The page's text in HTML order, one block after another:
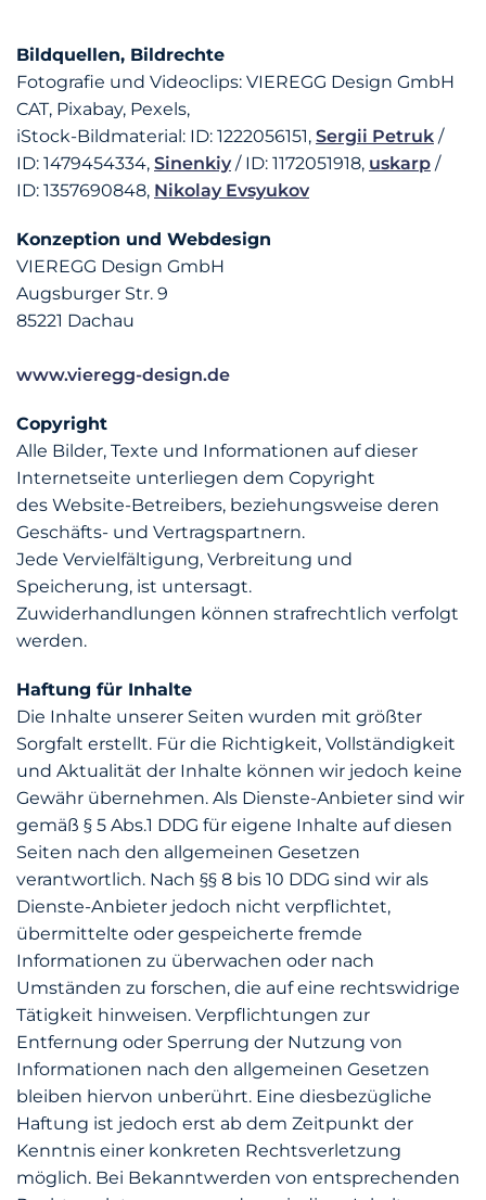
Bildquellen, Bildrechte
Fotografie und Videoclips: VIEREGG Design GmbH
CAT, Pixabay, Pexels,
iStock-Bildmaterial: ID: 1222056151, Sergii Petruk /
ID: 1479454334, Sinenkiy / ID: 1172051918, uskarp /
ID: 1357690848, Nikolay Evsyukov
Konzeption und Webdesign
VIEREGG Design GmbH
Augsburger Str. 9
85221 Dachau
www.vieregg-design.de
Copyright
Alle Bilder, Texte und Informationen auf dieser
Internetseite unterliegen dem Copyright
des Website-Betreibers, beziehungsweise deren
Geschäfts- und Vertragspartnern.
Jede Vervielfältigung, Verbreitung und
Speicherung, ist untersagt.
Zuwiderhandlungen können strafrechtlich verfolgt
werden.
Haftung für Inhalte
Die Inhalte unserer Seiten wurden mit größter
Sorgfalt erstellt. Für die Richtigkeit, Vollständigkeit
und Aktualität der Inhalte können wir jedoch keine
Gewähr übernehmen. Als Dienste-Anbieter sind wir
gemäß § 5 Abs.1 DDG für eigene Inhalte auf diesen
Seiten nach den allgemeinen Gesetzen
verantwortlich. Nach §§ 8 bis 10 DDG sind wir als
Dienste-Anbieter jedoch nicht verpflichtet,
übermittelte oder gespeicherte fremde
Informationen zu überwachen oder nach
Umständen zu forschen, die auf eine rechtswidrige
Tätigkeit hinweisen. Verpflichtungen zur
Entfernung oder Sperrung der Nutzung von
Informationen nach den allgemeinen Gesetzen
bleiben hiervon unberührt. Eine diesbezügliche
Haftung ist jedoch erst ab dem Zeitpunkt der
Kenntnis einer konkreten Rechtsverletzung
möglich. Bei Bekanntwerden von entsprechenden